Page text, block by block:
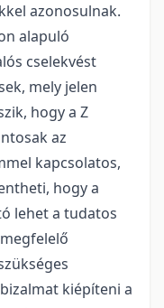
azonosulnak.
alapuló
cselekvést
mely jelen
hogy a Z
az
kapcsolatos,
hogy a
lehet a tudatos
kiépíteni a